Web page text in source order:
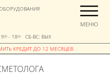
00- 1800СБ-ВС: ВЫХ
МЕНЮ